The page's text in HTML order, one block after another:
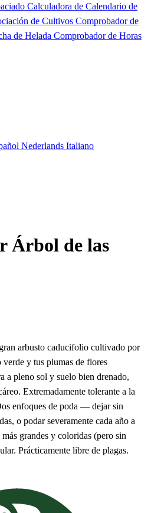
Calculadora de Calendario de
de Cultivos Comprobador de
de Helada Comprobador de Horas
Nederlands Italiano
Árbol de las
arbusto caducifolio cultivado por
y tus plumas de flores
a pleno sol y suelo bien drenado,
Extremadamente tolerante a la
enfoques de poda — dejar sin
o podar severamente cada año a
grandes y coloridas (pero sin
Prácticamente libre de plagas.